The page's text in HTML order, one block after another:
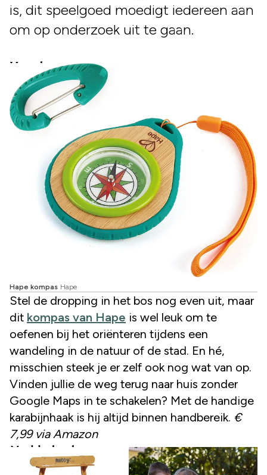
is, dit speelgoed moedigt iedereen aan
om op onderzoek uit te gaan.
Hape kompas
Hape kompas Hape
Stel de dropping in het bos nog even uit, maar
dit kompas van Hape is wel leuk om te
oefenen bij het oriënteren tijdens een
wandeling in de natuur of de stad. En hé,
misschien steek je er zelf ook nog wat van op.
Vinden jullie de weg terug naar huis zonder
Google Maps in te schakelen? Met de handige
karabijnhaak is hij altijd binnen handbereik. €
7,99 via Amazon
Modderkeuken